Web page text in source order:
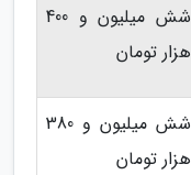
شش میلیون و 400
هزار تومان
شش میلیون و 380
هزار تومان